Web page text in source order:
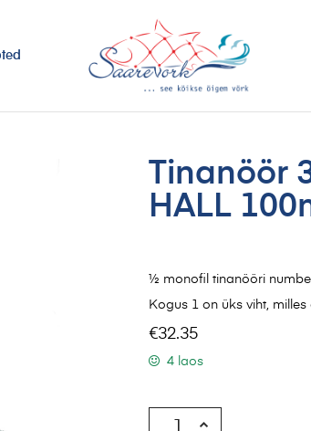
Tinanöör
HALL
½ monofil tinanööri
Kogus 1 on üks viht,
€32.35
4 laos